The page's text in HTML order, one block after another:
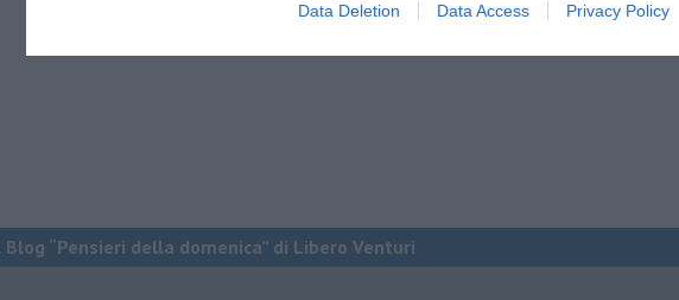
Data Deletion Data Access Privacy Policy
“Pensieri della domenica” di Libero Venturi